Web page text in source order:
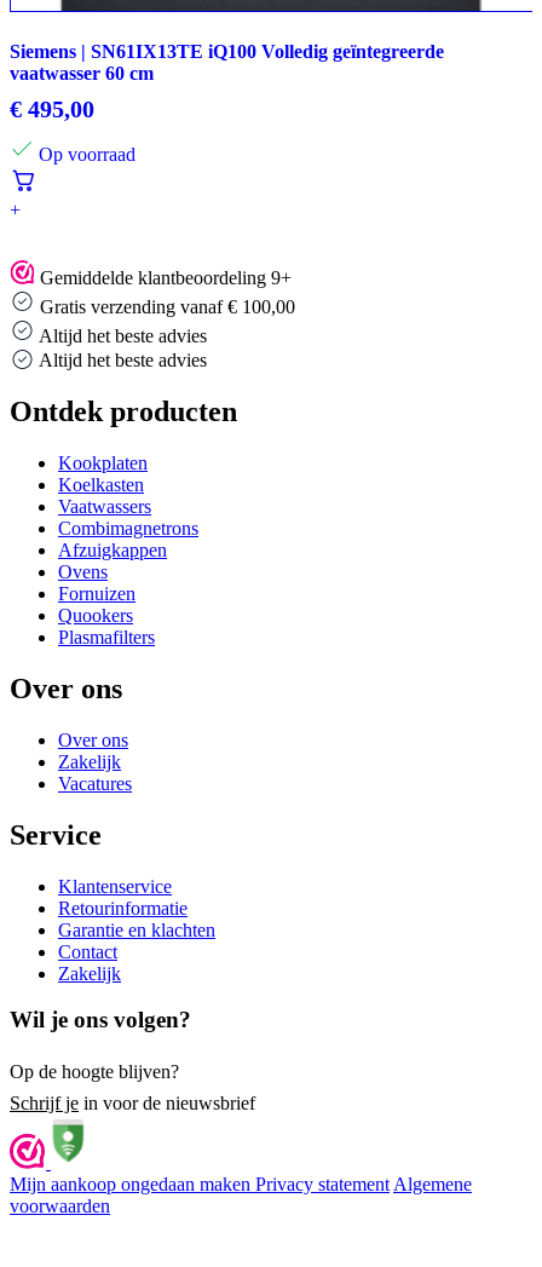
Siemens | SN61IX13TE iQ100 Volledig geïntegreerde
vaatwasser 60 cm
€ 495,00
Op voorraad
+
Gemiddelde klantbeoordeling 9+
Gratis verzending vanaf € 100,00
Altijd het beste advies
Altijd het beste advies
Ontdek producten
Kookplaten
Koelkasten
Vaatwassers
Combimagnetrons
Afzuigkappen
Ovens
Fornuizen
Quookers
Plasmafilters
Over ons
Over ons
Zakelijk
Vacatures
Service
Klantenservice
Retourinformatie
Garantie en klachten
Contact
Zakelijk
Wil je ons volgen?
Op de hoogte blijven?
Schrijf je in voor de nieuwsbrief
Mijn aankoop ongedaan maken Privacy statement Algemene
voorwaarden